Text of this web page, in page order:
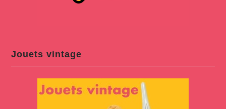
Jouets vintage